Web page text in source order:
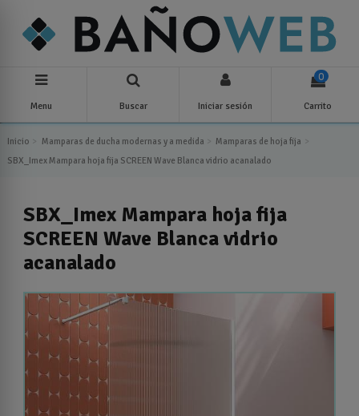
Menu Buscar Iniciar sesión
0
Carrito
Inicio Mamparas de ducha modernas y a medida
Mamparas de hoja fija
SBX_Imex Mampara hoja fija SCREEN Wave Blanca vidrio acanalado
SBX_Imex Mampara hoja fija
SCREEN Wave Blanca vidrio
acanalado